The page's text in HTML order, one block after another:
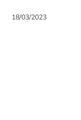
18/03/2023